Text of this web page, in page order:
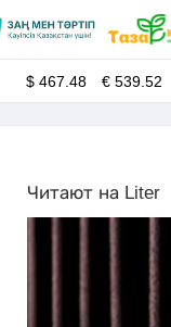
$467.48 €539.52
Читают на Liter